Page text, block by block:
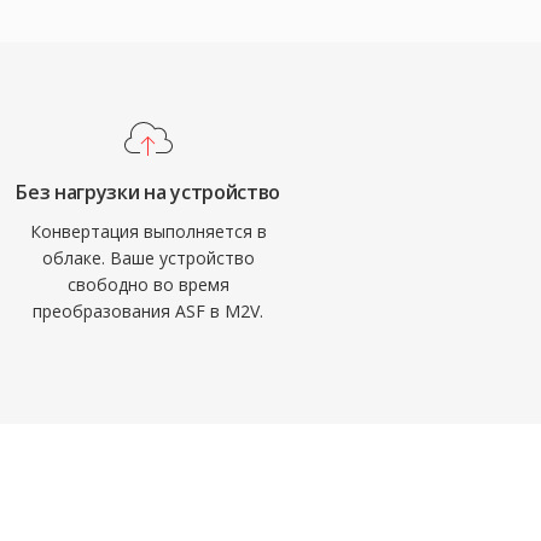
Без нагрузки на устройство
Конвертация выполняется в
облаке. Ваше устройство
свободно во время
преобразования ASF в M2V.